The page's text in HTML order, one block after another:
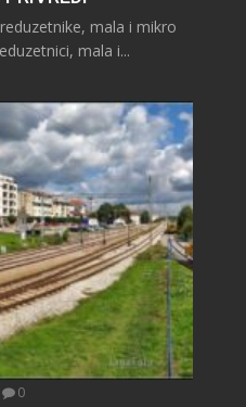
mala i mikro
mala i...
0